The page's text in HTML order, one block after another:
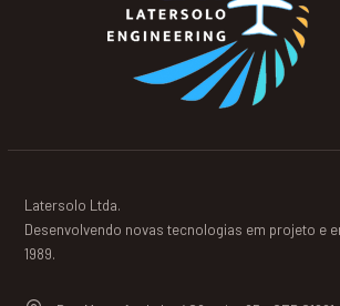
Latersolo Ltda.
Desenvolvendo novas tecnologias em projeto e
1989.